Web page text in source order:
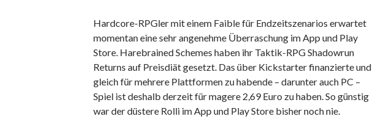
Hardcore-RPGler mit einem Faible für Endzeitszenarios erwartet
momentan eine sehr angenehme Überraschung im App und Play
Store. Harebrained Schemes haben ihr Taktik-RPG Shadowrun
Returns auf Preisdiät gesetzt. Das über Kickstarter finanzierte und
gleich für mehrere Plattformen zu habende – darunter auch PC –
Spiel ist deshalb derzeit für magere 2,69 Euro zu haben. So günstig
war der düstere Rolli im App und Play Store bisher noch nie.